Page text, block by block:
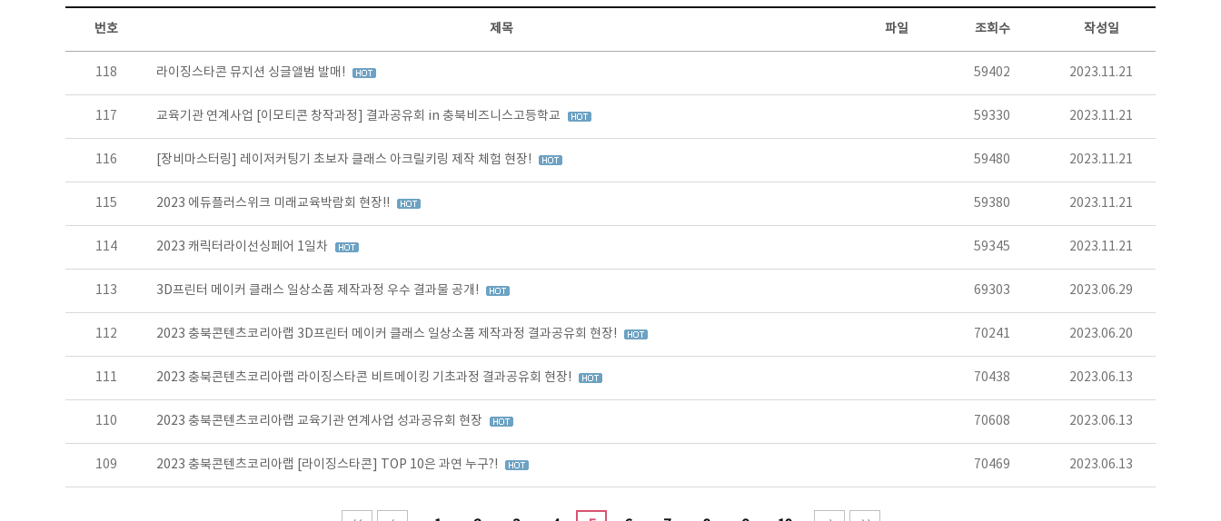
콘텐츠이슈 목록 - 번호, 제목, 작성자, 파일, 조회수, 작성일 정보 제공
번호 제목 파일 조회수 작성일
118 라이징스타콘 뮤지션 싱글앨범 발매! 59402 2023.11.21
117 교육기관 연계사업 [이모티콘 창작과정] 결과공유회 in 충북비즈니스고등학교 59330 2023.11.21
116 [장비마스터링] 레이저커팅기 초보자 클래스 아크릴키링 제작 체험 현장! 59480 2023.11.21
115 2023 에듀플러스위크 미래교육박람회 현장!! 59380 2023.11.21
114 2023 캐릭터라이선싱페어 1일차 59345 2023.11.21
113 3D프린터 메이커 클래스 일상소품 제작과정 우수 결과물 공개! 69303 2023.06.29
112 2023 충북콘텐츠코리아랩 3D프린터 메이커 클래스 일상소품 제작과정 결과공유회 현장! 70241 2023.06.20
111 2023 충북콘텐츠코리아랩 라이징스타콘 비트메이킹 기초과정 결과공유회 현장! 70438 2023.06.13
110 2023 충북콘텐츠코리아랩 교육기관 연계사업 성과공유회 현장 70608 2023.06.13
109 2023 충북콘텐츠코리아랩 [라이징스타콘] TOP 10은 과연 누구?! 70469 2023.06.13